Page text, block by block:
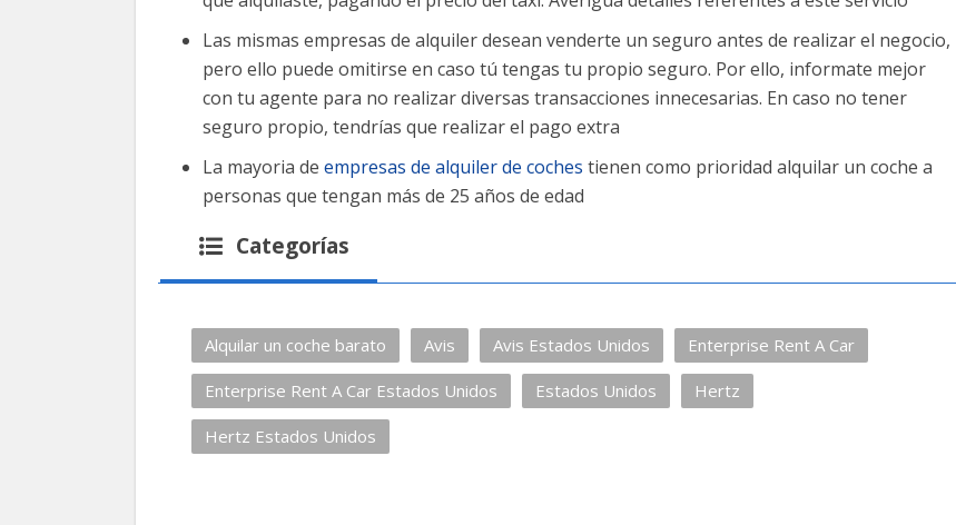
Las mismas empresas de alquiler desean venderte un seguro antes de realizar el negocio,
pero ello puede omitirse en caso tú tengas tu propio seguro. Por ello, informate mejor
con tu agente para no realizar diversas transacciones innecesarias. En caso no tener
seguro propio, tendrías que realizar el pago extra
La mayoria de empresas de alquiler de coches tienen como prioridad alquilar un coche a
personas que tengan más de 25 años de edad
Categorías
Alquilar un coche barato Avis Avis Estados Unidos Enterprise Rent A Car
Enterprise Rent A Car Estados Unidos Estados Unidos Hertz
Hertz Estados Unidos